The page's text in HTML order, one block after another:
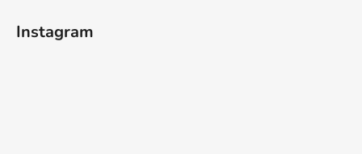
Instagram